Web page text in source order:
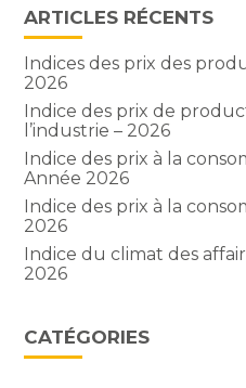
ARTICLES RÉCENTS
Indices des prix des
2026
Indice des prix de
l’industrie – 2026
Indice des prix à la
Année 2026
Indice des prix à la
2026
Indice du climat des
2026
CATÉGORIES